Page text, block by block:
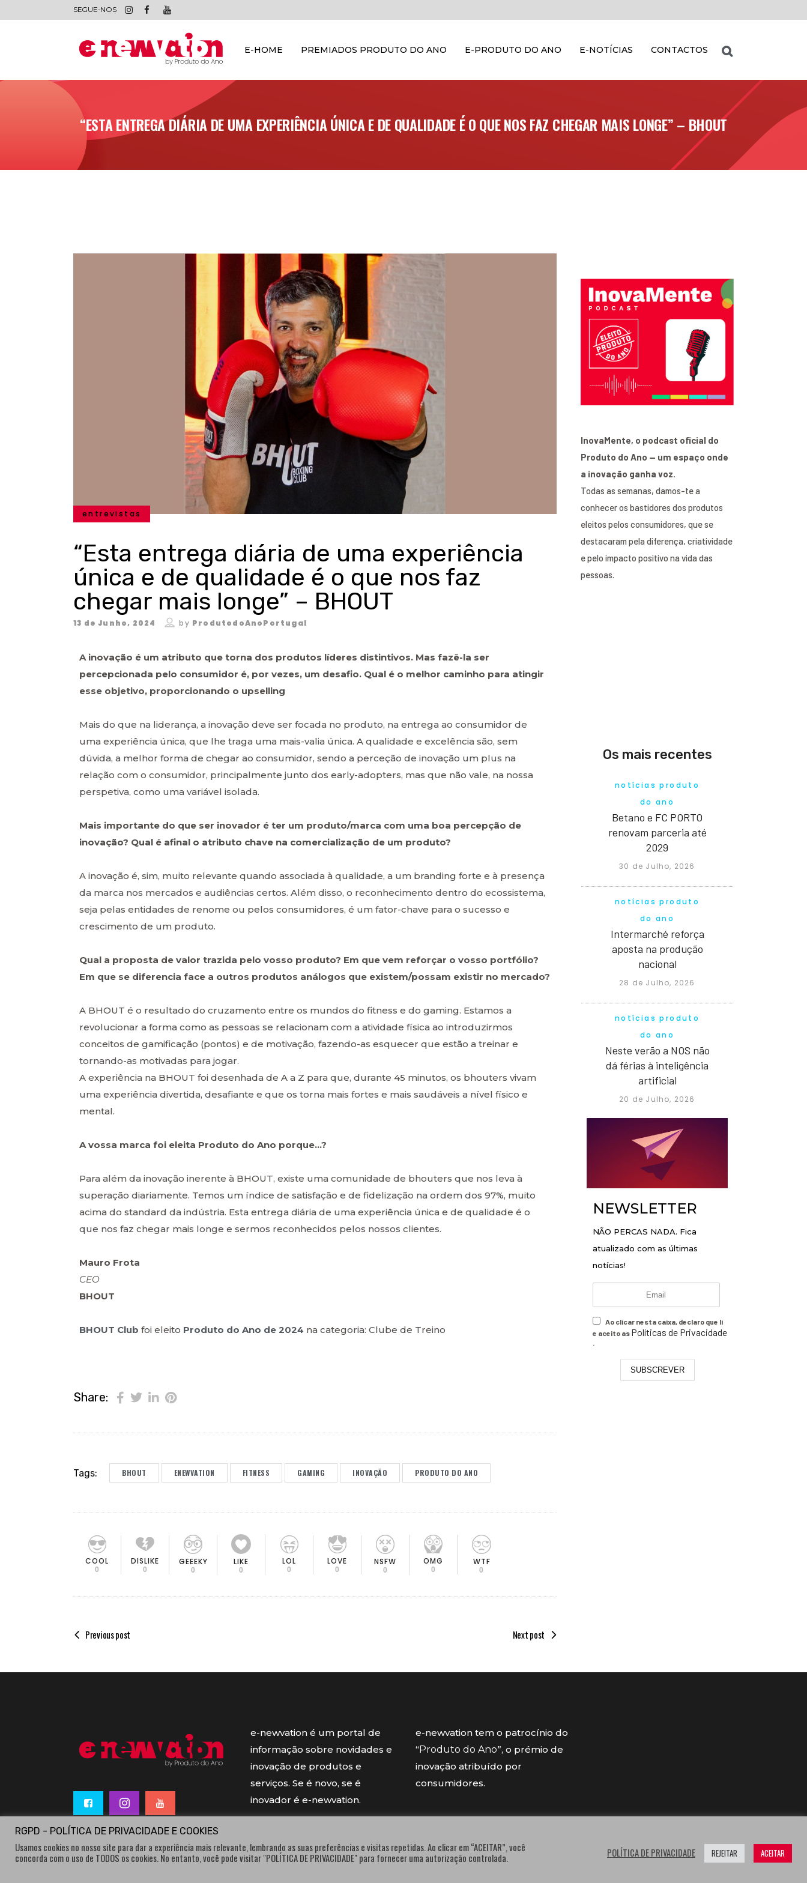
SEGUE-NOS
E-HOME PREMIADOS PRODUTO DO ANO E-PRODUTO DO ANO E-NOTÍCIAS CONTACTOS
“ESTA ENTREGA DIÁRIA DE UMA EXPERIÊNCIA ÚNICA E DE QUALIDADE É O QUE NOS FAZ CHEGAR MAIS LONGE” – BHOUT
entrevistas
“Esta entrega diária de uma experiência
única e de qualidade é o que nos faz
chegar mais longe” – BHOUT
13 de Junho, 2024 by ProdutodoAnoPortugal
A inovação é um atributo que torna dos produtos líderes distintivos. Mas fazê-la ser
percepcionada pelo consumidor é, por vezes, um desafio. Qual é o melhor caminho para atingir
esse objetivo, proporcionando o upselling
Mais do que na liderança, a inovação deve ser focada no produto, na entrega ao consumidor de
uma experiência única, que lhe traga uma mais-valia única. A qualidade e excelência são, sem
dúvida, a melhor forma de chegar ao consumidor, sendo a perceção de inovação um plus na
relação com o consumidor, principalmente junto dos early-adopters, mas que não vale, na nossa
perspetiva, como uma variável isolada.
Mais importante do que ser inovador é ter um produto/marca com uma boa percepção de
inovação? Qual é afinal o atributo chave na comercialização de um produto?
A inovação é, sim, muito relevante quando associada à qualidade, a um branding forte e à presença
da marca nos mercados e audiências certos. Além disso, o reconhecimento dentro do ecossistema,
seja pelas entidades de renome ou pelos consumidores, é um fator-chave para o sucesso e
crescimento de um produto.
Qual a proposta de valor trazida pelo vosso produto? Em que vem reforçar o vosso portfólio?
Em que se diferencia face a outros produtos análogos que existem/possam existir no mercado?
A BHOUT é o resultado do cruzamento entre os mundos do fitness e do gaming. Estamos a
revolucionar a forma como as pessoas se relacionam com a atividade física ao introduzirmos
conceitos de gamificação (pontos) e de motivação, fazendo-as esquecer que estão a treinar e
tornando-as motivadas para jogar.
A experiência na BHOUT foi desenhada de A a Z para que, durante 45 minutos, os bhouters vivam
uma experiência divertida, desafiante e que os torna mais fortes e mais saudáveis a nível físico e
mental.
A vossa marca foi eleita Produto do Ano porque…?
Para além da inovação inerente à BHOUT, existe uma comunidade de bhouters que nos leva à
superação diariamente. Temos um índice de satisfação e de fidelização na ordem dos 97%, muito
acima do standard da indústria. Esta entrega diária de uma experiência única e de qualidade é o
que nos faz chegar mais longe e sermos reconhecidos pelos nossos clientes.
Mauro Frota
CEO
BHOUT
BHOUT Club foi eleito Produto do Ano de 2024 na categoria: Clube de Treino
Share:
Tags: BHOUT ENEWVATION FITNESS GAMING INOVAÇÃO PRODUTO DO ANO
COOL
0
DISLIKE
0
GEEEKY
0
LIKE
0
LOL
0
LOVE
0
NSFW
0
OMG
0
WTF
0
Previous post Next post
InovaMente, o podcast oficial do
Produto do Ano — um espaço onde
a inovação ganha voz.
Todas as semanas, damos-te a
conhecer os bastidores dos produtos
eleitos pelos consumidores, que se
destacaram pela diferença, criatividade
e pelo impacto positivo na vida das
pessoas.
Os mais recentes
notícias produto
do ano
Betano e FC PORTO
renovam parceria até
2029
30 de Julho, 2026
notícias produto
do ano
Intermarché reforça
aposta na produção
nacional
28 de Julho, 2026
notícias produto
do ano
Neste verão a NOS não
dá férias à inteligência
artificial
20 de Julho, 2026
NEWSLETTER
NÃO PERCAS NADA. Fica
atualizado com as últimas
notícias!
Ao clicar nesta caixa, declaro que li
e aceito as Políticas de Privacidade
.
SUBSCREVER
e-newvation é um portal de
informação sobre novidades e
inovação de produtos e
serviços. Se é novo, se é
inovador é e-newvation.
e-newvation tem o patrocínio do
“ Produto do Ano”, o prémio de
inovação atribuído por
consumidores.
RGPD - POLÍTICA DE PRIVACIDADE E COOKIES
Usamos cookies no nosso site para dar a experiência mais relevante, lembrando as suas preferências e visitas repetidas. Ao clicar em “ACEITAR”, você
concorda com o uso de TODOS os cookies. No entanto, você pode visitar "POLÍTICA DE PRIVACIDADE" para fornecer uma autorização controlada.
POLÍTICA DE PRIVACIDADE REJEITAR ACEITAR